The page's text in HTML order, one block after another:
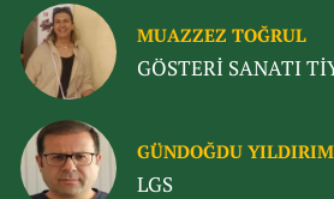
MUAZZEZ TOĞRUL
GÖSTERİ SANATI
GÜNDOĞDU YILDIRIM
LGS